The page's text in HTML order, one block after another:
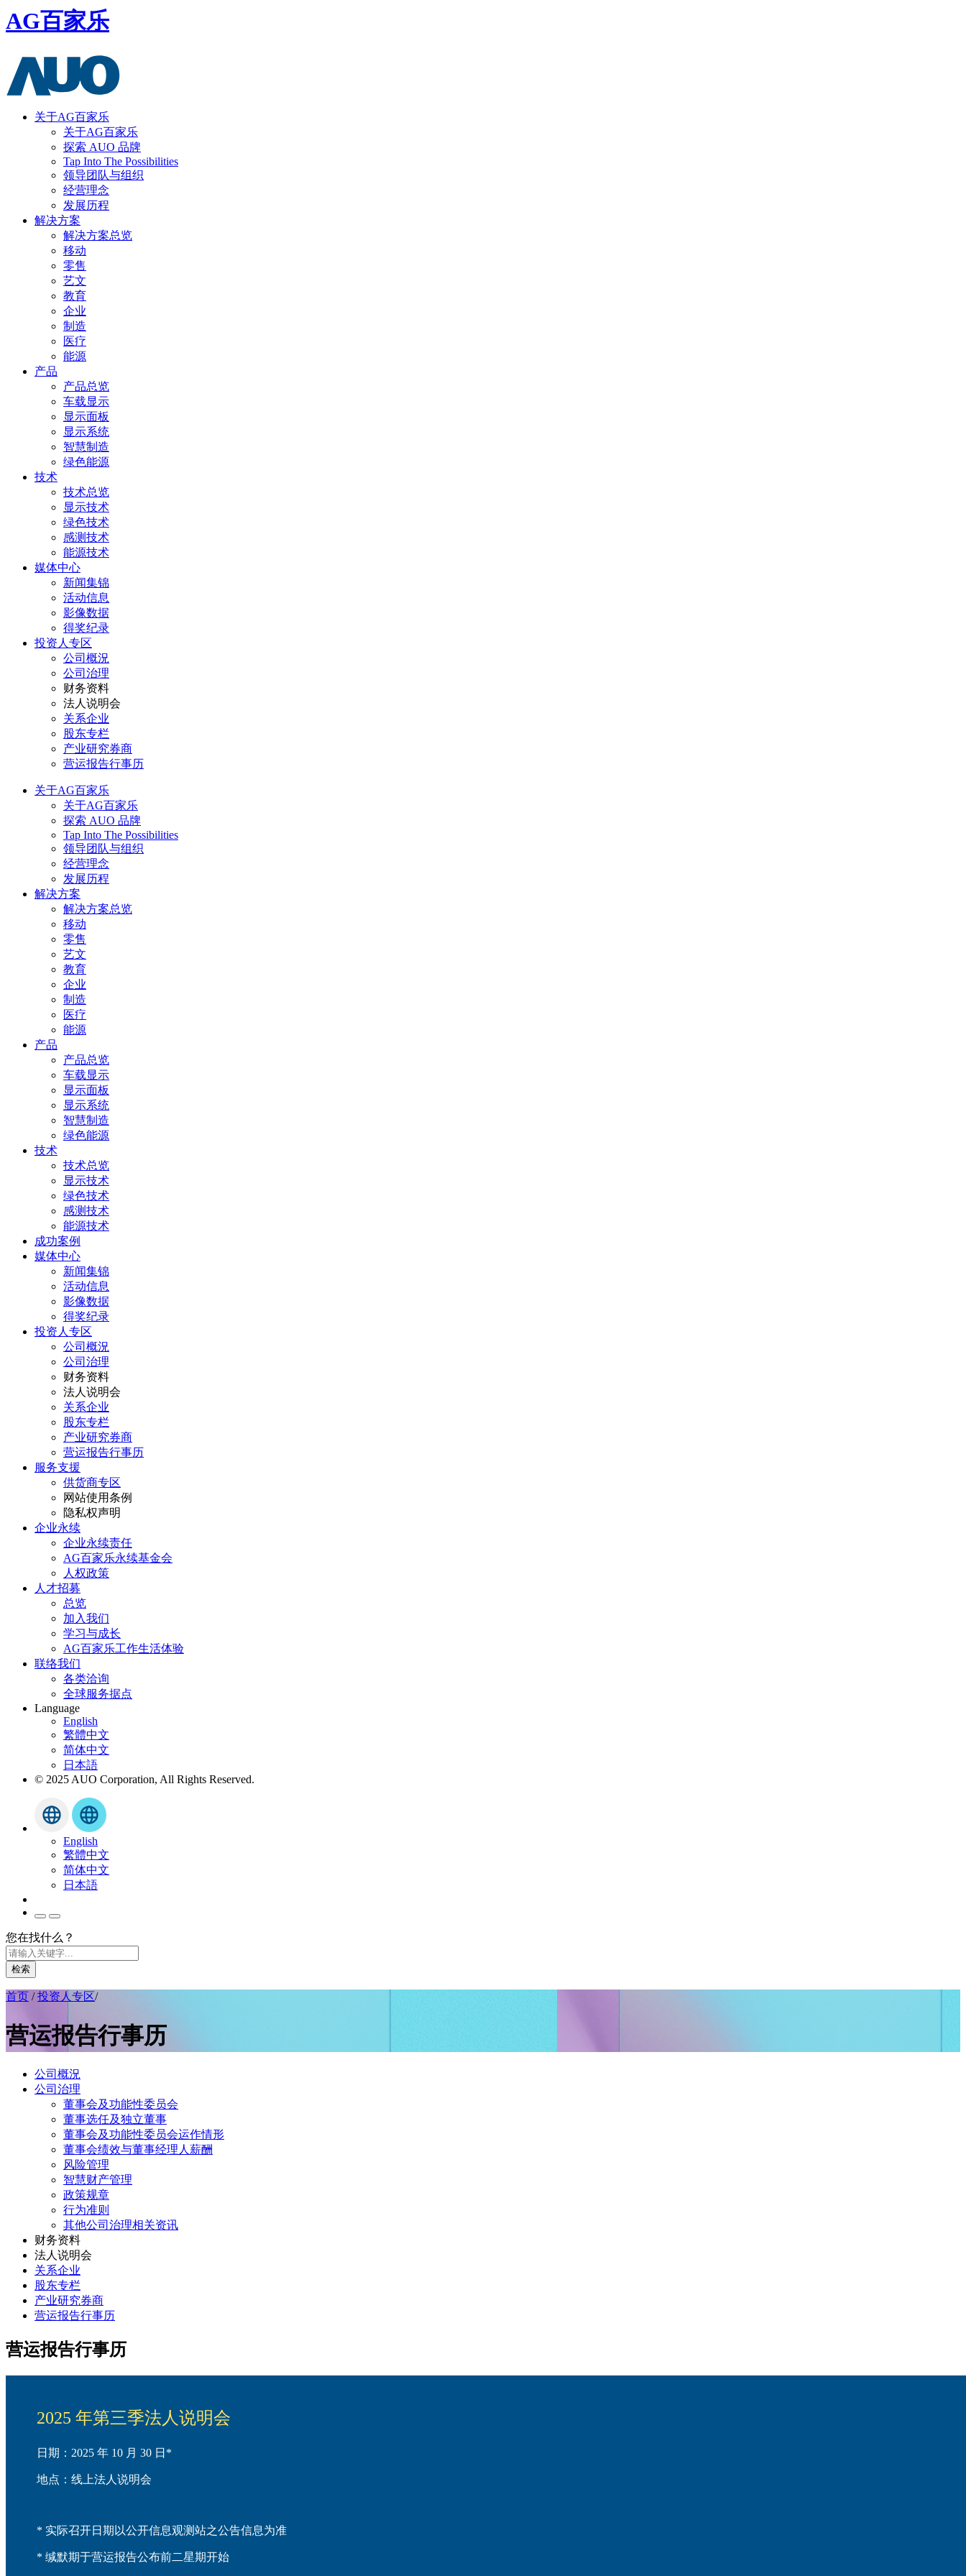
AG百家乐
关于AG百家乐
关于AG百家乐
探索 AUO 品牌
Tap Into The Possibilities
领导团队与组织
经营理念
发展历程
解决方案
解决方案总览
移动
零售
艺文
教育
企业
制造
医疗
能源
产品
产品总览
车载显示
显示面板
显示系统
智慧制造
绿色能源
技术
技术总览
显示技术
绿色技术
感测技术
能源技术
媒体中心
新闻集锦
活动信息
影像数据
得奖纪录
投资人专区
公司概況
公司治理
财务资料
法人说明会
关系企业
股东专栏
产业研究券商
营运报告行事历
关于AG百家乐
关于AG百家乐
探索 AUO 品牌
Tap Into The Possibilities
领导团队与组织
经营理念
发展历程
解决方案
解决方案总览
移动
零售
艺文
教育
企业
制造
医疗
能源
产品
产品总览
车载显示
显示面板
显示系统
智慧制造
绿色能源
技术
技术总览
显示技术
绿色技术
感测技术
能源技术
成功案例
媒体中心
新闻集锦
活动信息
影像数据
得奖纪录
投资人专区
公司概況
公司治理
财务资料
法人说明会
关系企业
股东专栏
产业研究券商
营运报告行事历
服务支援
供货商专区
网站使用条例
隐私权声明
企业永续
企业永续责任
AG百家乐永续基金会
人权政策
人才招募
总览
加入我们
学习与成长
AG百家乐工作生活体验
联络我们
各类洽询
全球服务据点
Language
English
繁體中文
简体中文
日本語
© 2025 AUO Corporation, All Rights Reserved.
English
繁體中文
简体中文
日本語
您在找什么？
检索
首页 / 投资人专区/
营运报告行事历
公司概況
公司治理
董事会及功能性委员会
董事选任及独立董事
董事会及功能性委员会运作情形
董事会绩效与董事经理人薪酬
风险管理
智慧财产管理
政策规章
行为准则
其他公司治理相关资讯
财务资料
法人说明会
关系企业
股东专栏
产业研究券商
营运报告行事历
营运报告行事历
2025 年第三季法人说明会
日期：2025 年 10 月 30 日*
地点：线上法人说明会
* 实际召开日期以公开信息观测站之公告信息为准
* 缄默期于营运报告公布前二星期开始